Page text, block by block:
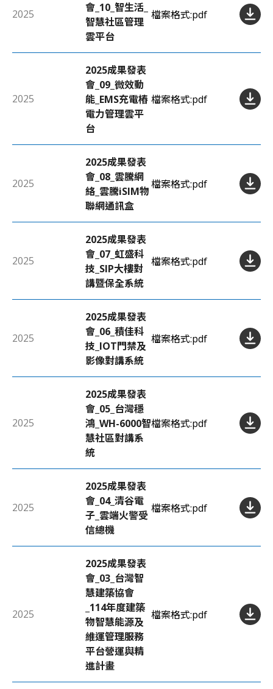
2025
會_10_智生活_
智慧社區管理
雲平台
檔案格式:pdf
2025
2025成果發表
會_09_微效動
能_EMS充電樁
電力管理雲平
台
檔案格式:pdf
2025
2025成果發表
會_08_雲騰網
絡_雲騰iSIM物
聯網通訊盒
檔案格式:pdf
2025
2025成果發表
會_07_虹盛科
技_SIP大樓對
講暨保全系統
檔案格式:pdf
2025
2025成果發表
會_06_積佳科
技_IOT門禁及
影像對講系統
檔案格式:pdf
2025
2025成果發表
會_05_台灣穩
鴻_WH-6000智
慧社區對講系
統
檔案格式:pdf
2025
2025成果發表
會_04_清谷電
子_雲端火警受
信總機
檔案格式:pdf
2025
2025成果發表
會_03_台灣智
慧建築協會
_114年度建築
物智慧能源及
維運管理服務
平台營運與精
進計畫
檔案格式:pdf